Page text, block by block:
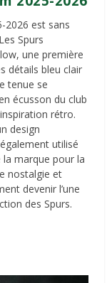
2026 est sans
Spurs
une première
détails bleu clair
tenue se
écusson du club
rétro.
design
utilisé
marque pour la
nostalgie et
devenir l’une
des Spurs.